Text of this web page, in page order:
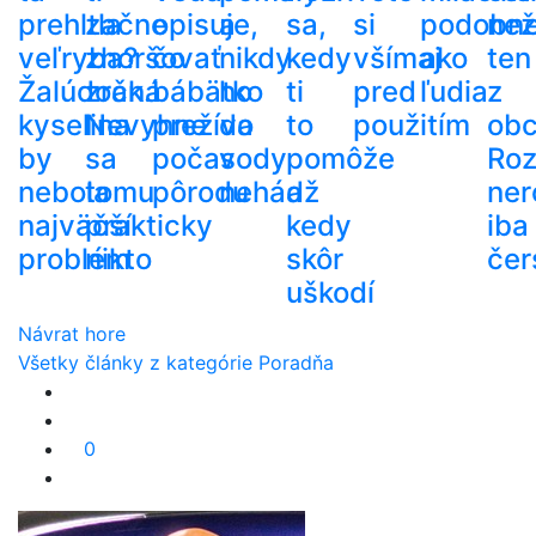
prehltla
veľryba?
Žalúdočná
kyselina
by
nebola
najväčší
problém
začne
zhoršovať
zrak.
Nevyhne
sa
tomu
prakticky
nikto
opisuje,
čo
bábätko
prežíva
počas
pôrodu
a
nikdy
ho
do
vody
nehádž
sa,
kedy
ti
to
pomôže
a
kedy
skôr
uškodí
si
všímaj
pred
použitím
ako
ľudia
než
ten
z
iba
Návrat hore
Všetky články z kategórie Poradňa
0